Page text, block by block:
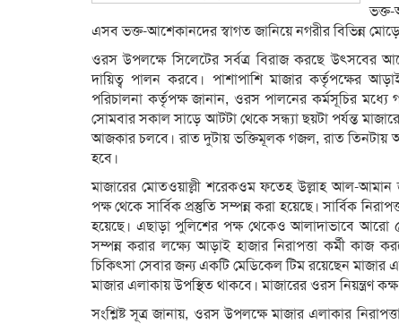
এসব ভক্ত-আশেকানদের স্বাগত জানিয়ে নগরীর বিভিন্ন
ওরস উপলক্ষে সিলেটের সর্বত্র বিরাজ করছে উৎসবের
দায়িত্ব পালন করবে। পাশাপাশি মাজার কর্তৃপক্ষের
পরিচালনা কর্তৃপক্ষ জানান, ওরস পালনের কর্মসূচির
সোমবার সকাল সাড়ে আটটা থেকে সন্ধ্যা ছয়টা পর্যন্ত
আজকার চলবে। রাত দুটায় ভক্তিমূলক গজল, রাত তিনটায়
হবে।
মাজারের মোতওয়াল্লী শরেকওম ফতেহ উল্লাহ আল-আমান
পক্ষ থেকে সার্বিক প্রস্তুতি সম্পন্ন করা হয়েছে। সার্বিক
হয়েছে। এছাড়া পুলিশের পক্ষ থেকেও আলাদাভাবে আরো
সম্পন্ন করার লক্ষ্যে আড়াই হাজার নিরাপত্তা কর্মী কাজ
চিকিৎসা সেবার জন্য একটি মেডিকেল টিম রয়েছেন মাজার
মাজার এলাকায় উপস্থিত থাকবে। মাজারের ওরস নিয়ন্ত্রণ
সংশ্লিষ্ট সূত্র জানায়, ওরস উপলক্ষে মাজার এলাকার